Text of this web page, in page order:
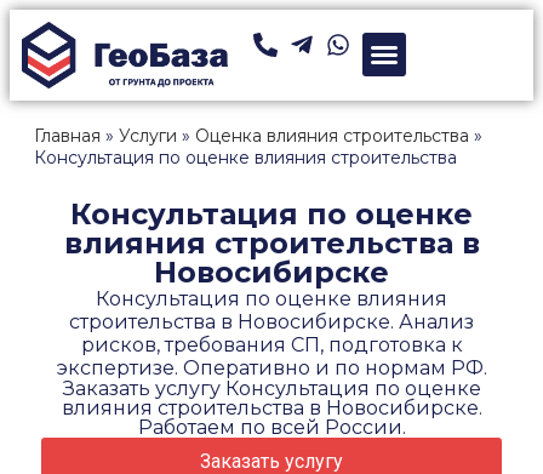
Главная » Услуги » Оценка влияния строительства »
Консультация по оценке влияния строительства
Консультация по оценке
влияния строительства в
Новосибирске
Консультация по оценке влияния
строительства в Новосибирске. Анализ
рисков, требования СП, подготовка к
экспертизе. Оперативно и по нормам РФ.
Заказать услугу Консультация по оценке
влияния строительства в Новосибирске.
Работаем по всей России.
Заказать услугу